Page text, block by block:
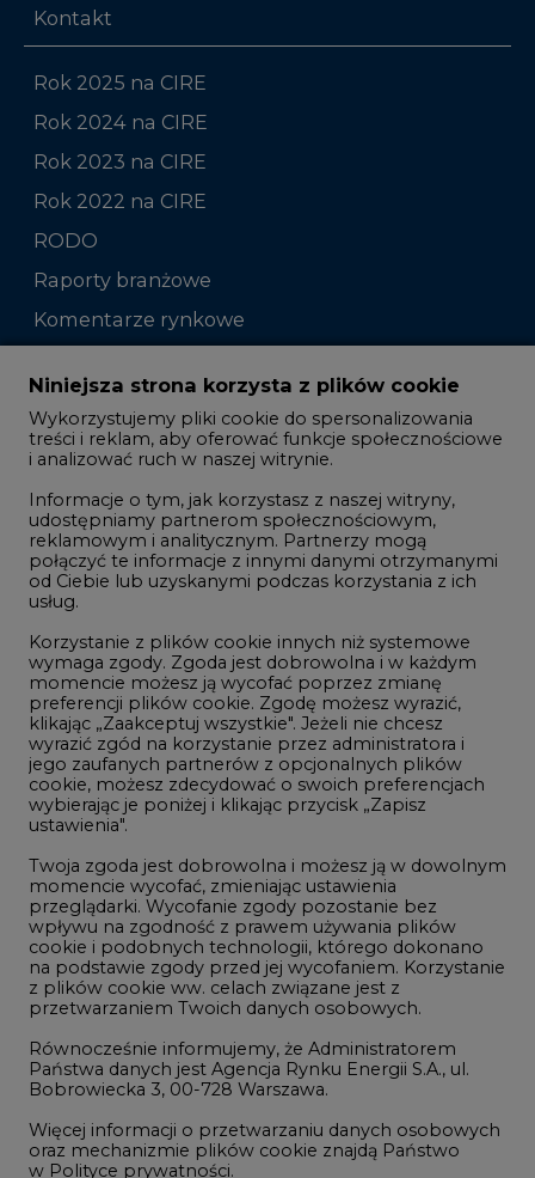
Kontakt
Rok 2025 na CIRE
Rok 2024 na CIRE
Rok 2023 na CIRE
Rok 2022 na CIRE
RODO
Raporty branżowe
Komentarze rynkowe
Zmiany kadrowe na rynku
Studio CIRE
Rozmowy o energetyce
Gospodarka
Geopolityka
LTE450
Innowacje i AI
Telekomunikacja i IT
Handel emisjami CO2
Wodór
Górnictwo
Atom
Fotowoltaika
Offshore wind
Zielone samorządy
Zielona gospodarka
Niniejsza strona korzysta z plików cookie
Wykorzystujemy pliki cookie do spersonalizowania
treści i reklam, aby oferować funkcje społecznościowe
i analizować ruch w naszej witrynie.
Informacje o tym, jak korzystasz z naszej witryny,
udostępniamy partnerom społecznościowym,
reklamowym i analitycznym. Partnerzy mogą
połączyć te informacje z innymi danymi otrzymanymi
od Ciebie lub uzyskanymi podczas korzystania z ich
usług.
Korzystanie z plików cookie innych niż systemowe
wymaga zgody. Zgoda jest dobrowolna i w każdym
momencie możesz ją wycofać poprzez zmianę
preferencji plików cookie. Zgodę możesz wyrazić,
klikając „Zaakceptuj wszystkie". Jeżeli nie chcesz
wyrazić zgód na korzystanie przez administratora i
jego zaufanych partnerów z opcjonalnych plików
cookie, możesz zdecydować o swoich preferencjach
wybierając je poniżej i klikając przycisk „Zapisz
ustawienia".
Twoja zgoda jest dobrowolna i możesz ją w dowolnym
momencie wycofać, zmieniając ustawienia
przeglądarki. Wycofanie zgody pozostanie bez
wpływu na zgodność z prawem używania plików
cookie i podobnych technologii, którego dokonano
na podstawie zgody przed jej wycofaniem. Korzystanie
z plików cookie ww. celach związane jest z
przetwarzaniem Twoich danych osobowych.
Równocześnie informujemy, że Administratorem
Państwa danych jest Agencja Rynku Energii S.A., ul.
Bobrowiecka 3, 00-728 Warszawa.
Więcej informacji o przetwarzaniu danych osobowych
oraz mechanizmie plików cookie znajdą Państwo
w Polityce prywatności.